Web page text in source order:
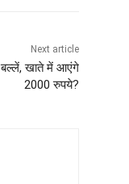
Next article
बल्लें, खाते में आएंगे
2000 रुपये?